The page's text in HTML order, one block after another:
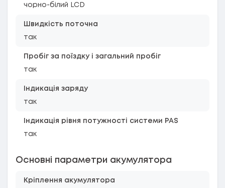
чорно-білий LCD
Швидкість поточна
так
Пробіг за поїздку і загальний пробіг
так
Індикація заряду
так
Індикація рівня потужності системи PAS
так
Основні параметри акумулятора
Кріплення акумулятора